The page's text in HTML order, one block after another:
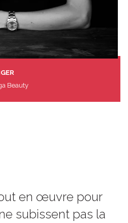
Beauty
en œuvre pour
subissent pas la